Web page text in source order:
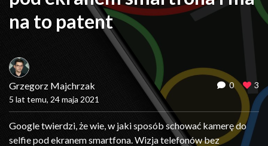
na to patent
Grzegorz Majchrzak
5 lat temu, 24 maja 2021
0 3
Google twierdzi, że wie, w jaki sposób schować kamerę do
selfie pod ekranem smartfona. Wizja telefonów bez